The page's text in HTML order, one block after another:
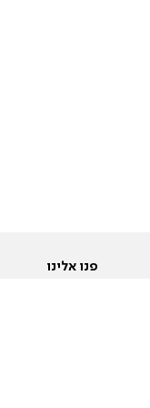
פנו אלינו